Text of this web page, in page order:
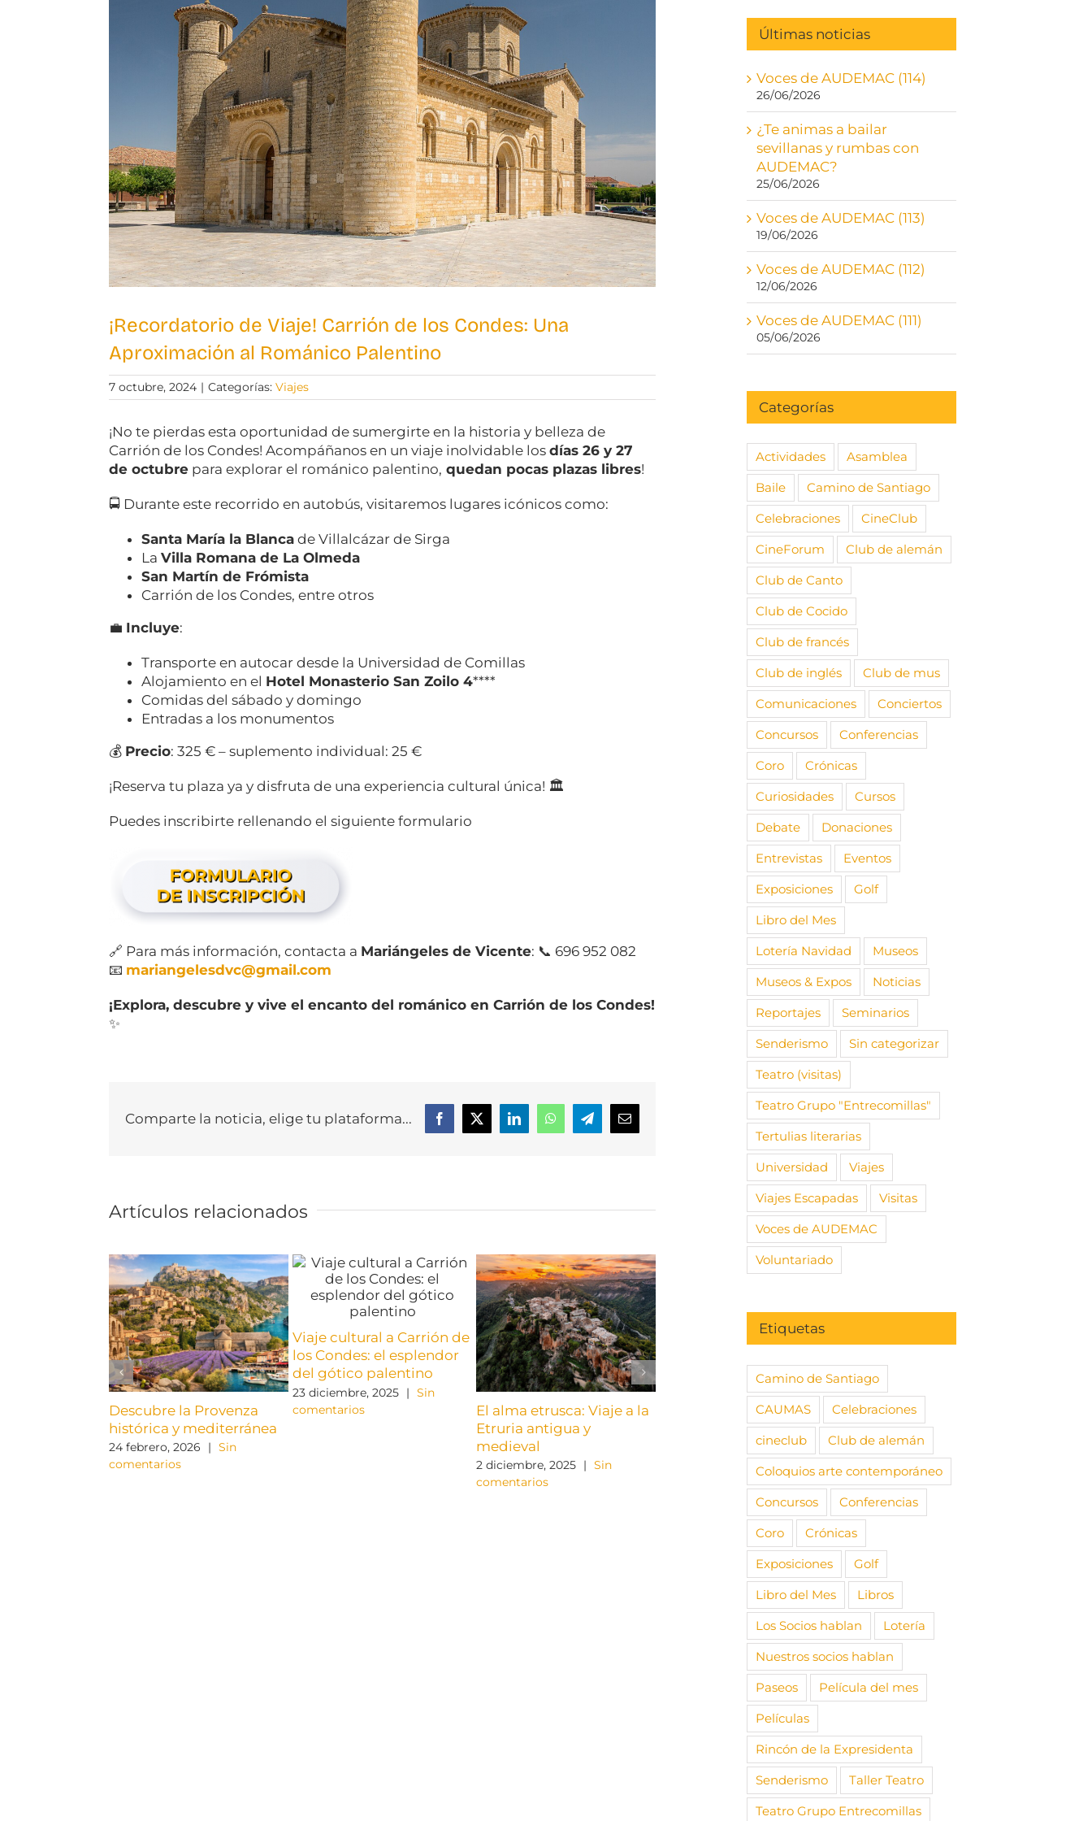
¡Recordatorio de Viaje! Carrión de los Condes: Una
Aproximación al Románico Palentino
7 octubre, 2024 | Categorías:Viajes
¡No te pierdas esta oportunidad de sumergirte en la historia y belleza de
Carrión de los Condes! Acompáñanos en un viaje inolvidable losdías 26 y 27
de octubre para explorar el románico palentino, quedan pocas plazas libres!
🚍 Durante este recorrido en autobús, visitaremos lugares icónicos como:
Santa María la Blanca de Villalcázar de Sirga
LaVilla Romana de La Olmeda
San Martín de Frómista
Carrión de los Condes, entre otros
💼 Incluye:
Transporte en autocar desde la Universidad de Comillas
Alojamiento en el Hotel Monasterio San Zoilo 4****
Comidas del sábado y domingo
Entradas a los monumentos
💰 Precio: 325 € – suplemento individual: 25 €
¡Reserva tu plaza ya y disfruta de una experiencia cultural única! 🏛️
Puedes inscribirte rellenando el siguiente formulario
🔗 Para más información, contacta a Mariángeles de Vicente: 📞 696 952 082
📧 mariangelesdvc@gmail.com
¡Explora, descubre y vive el encanto del románico en Carrión de los Condes!
✨
Comparte la noticia, elige tu plataforma... Facebook
X LinkedInWhatsAppTelegramCorreo
electrónico
Artículos relacionados
Descubre la Provenza
histórica y mediterránea
24 febrero, 2026 | Sin
comentarios
Viaje cultural a Carrión de
los Condes: el esplendor
del gótico palentino
23 diciembre, 2025 | Sin
comentarios
El alma etrusca: Viaje a la
Etruria antigua y
medieval
2 diciembre, 2025 | Sin
comentarios
RECORDATORIO
URGENTE: Escapada
AUDEMAC al medieval
24 septiembre, 2025 | Sin
18 septiembre, 2025
Últimas noticias
Voces de AUDEMAC (114)
26/06/2026
¿Te animas a bailar
sevillanas y rumbas con
AUDEMAC?
25/06/2026
Voces de AUDEMAC (113)
19/06/2026
Voces de AUDEMAC (112)
12/06/2026
Voces de AUDEMAC (111)
05/06/2026
Categorías
Actividades
Asamblea
Baile
Camino de Santiago
Celebraciones
CineClub
CineForum
Club de alemán
Club de Canto
Club de Cocido
Club de francés
Club de inglés
Club de mus
Comunicaciones
Conciertos
Concursos
Conferencias
Coro
Crónicas
Curiosidades
Cursos
Debate
Donaciones
Entrevistas
Eventos
Exposiciones
Golf
Libro del Mes
Lotería Navidad
Museos
Museos & Expos
Noticias
Reportajes
Seminarios
Senderismo
Sin categorizar
Teatro (visitas)
Teatro Grupo "Entrecomillas"
Tertulias literarias
Universidad
Viajes
Viajes Escapadas
Visitas
Voces de AUDEMAC
Voluntariado
Etiquetas
Camino de Santiago
CAUMAS
Celebraciones
cineclub
Club de alemán
Coloquios arte contemporáneo
Concursos
Conferencias
Coro
Crónicas
Exposiciones
Golf
Libro del Mes
Libros
Los Socios hablan
Lotería
Nuestros socios hablan
Paseos
Película del mes
Películas
Rincón de la Expresidenta
Senderismo
Taller Teatro
Teatro Grupo Entrecomillas